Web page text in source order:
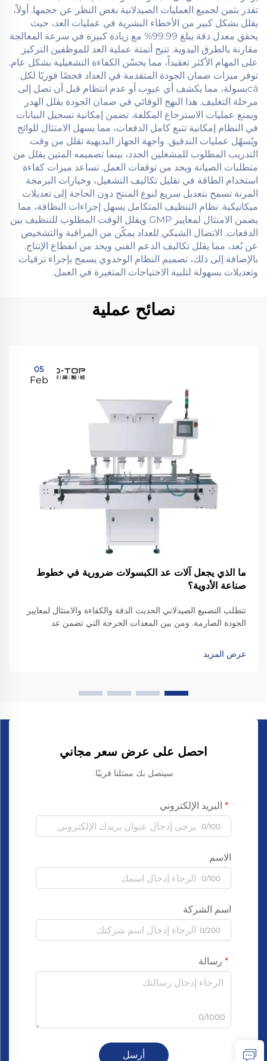
تقدر بثمن لجميع العمليات الصيدلانية بغض النظر عن حجمها. أولاً،
يقلل بشكل كبير من الأخطاء البشرية في عمليات العد، حيث
يحقق معدل دقة يبلغ 99.99% مع زيادة كبيرة في سرعة المعالجة
مقارنة بالطرق اليدوية. تتيح أتمتة عملية العد للموظفين التركيز
على المهام الأكثر تعقيداً، مما يحسّن الكفاءة التشغيلية بشكل عام.
توفر ميزات ضمان الجودة المتقدمة في العداد فحصًا فوريًا لكل
cáبسولة، مما يكشف أي عيوب أو عدم انتظام قبل أن تصل إلى
مرحلة التغليف. هذا النهج الوقائي في ضمان الجودة يقلل الهدر
ويمنع عمليات الاسترجاع المكلفة. تضمن إمكانية تسجيل البيانات
في النظام إمكانية تتبع كامل الدفعات، مما يسهل الامتثال للوائح
ويُسهّل عمليات التدقيق. واجهة الجهاز البديهية تقلل من وقت
التدريب المطلوب للمشغلين الجدد، بينما تصميمه المتين يقلل من
متطلبات الصيانة ويحد من توقفات العمل. تساعد ميزات كفاءة
استخدام الطاقة في تقليل تكاليف التشغيل، وخيارات البرمجة
المرنة تسمح بتعديل سريع لنوع المنتج دون الحاجة إلى تعديلات
ميكانيكية. نظام التنظيف المتكامل يسهل إجراءات النظافة، مما
يضمن الامتثال لمعايير GMP ويقلل الوقت المطلوب للتنظيف بين
الدفعات. الاتصال الشبكي للعداد يمكّن من المراقبة والتشخيص
عن بُعد، مما يقلل تكاليف الدعم الفني ويحد من انقطاع الإنتاج.
بالإضافة إلى ذلك، تصميم النظام الوحدوي يسمح بإجراء ترقيات
وتعديلات بسهولة لتلبية الاحتياجات المتغيرة في العمل.
نصائح عملية
05
Feb
ما الذي يجعل آلات عد الكبسولات ضرورية في خطوط
صناعة الأدوية؟
تتطلب التصنيع الصيدلاني الحديث الدقة والكفاءة والامتثال لمعايير
الجودة الصارمة. ومن بين المعدات الحرجة التي تضمن عد
عرض المزيد
احصل على عرض سعر مجاني
سيتصل بك ممثلنا قريبًا.
البريد الإلكتروني
0/100
الاسم
0/100
اسم الشركة
0/200
رسالة
0/1000
أرسل